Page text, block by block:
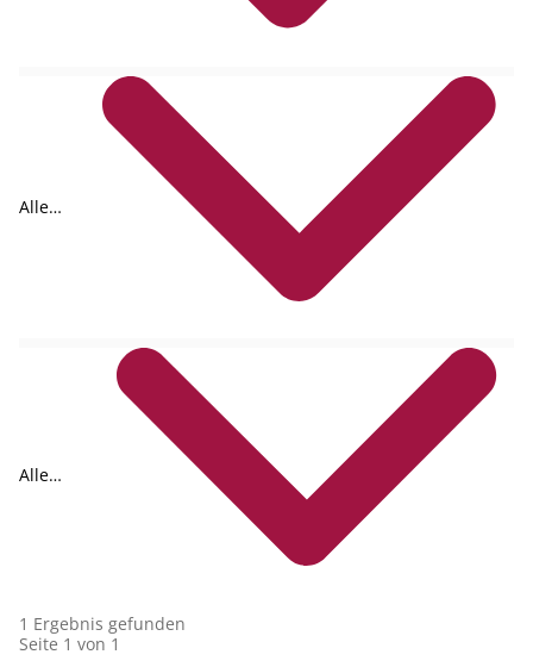
Alle
Alle
1 Ergebnis gefunden
Seite 1 von 1